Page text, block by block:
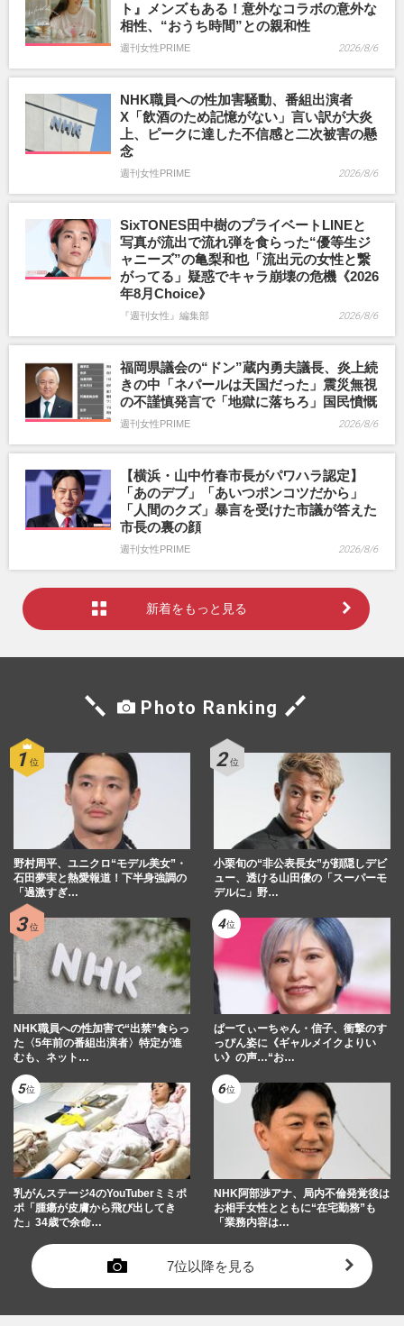
ト』メンズもある！意外なコラボの意外な
相性、“おうち時間”との親和性
週刊女性PRIME 2026/8/6
NHK職員への性加害騒動、番組出演者
X「飲酒のため記憶がない」言い訳が大炎
上、ピークに達した不信感と二次被害の懸
念
週刊女性PRIME 2026/8/6
SixTONES田中樹のプライベートLINEと
写真が流出で流れ弾を食らった“優等生ジ
ャニーズ”の亀梨和也「流出元の女性と繋
がってる」疑惑でキャラ崩壊の危機《2026
年8月Choice》
『週刊女性』編集部 2026/8/6
福岡県議会の“ドン”蔵内勇夫議長、炎上続
きの中「ネパールは天国だった」震災無視
の不謹慎発言で「地獄に落ちろ」国民憤慨
週刊女性PRIME 2026/8/6
【横浜・山中竹春市長がパワハラ認定】
「あのデブ」「あいつポンコツだから」
「人間のクズ」暴言を受けた市議が答えた
市長の裏の顔
週刊女性PRIME 2026/8/6
新着をもっと見る
Photo Ranking
野村周平、ユニクロ“モデル美女”・
石田夢実と熱愛報道！下半身強調の
「過激すぎ…
小栗旬の“非公表長女”が顔隠しデビ
ュー、透ける山田優の「スーパーモ
デルに」野…
NHK職員への性加害で“出禁”食らっ
た〈5年前の番組出演者〉特定が進
むも、ネット…
ぱーてぃーちゃん・信子、衝撃のす
っぴん姿に《ギャルメイクよりい
い》の声…“お…
乳がんステージ4のYouTuberミミポ
ポ「腫瘍が皮膚から飛び出してき
た」34歳で余命…
NHK阿部渉アナ、局内不倫発覚後は
お相手女性とともに“在宅勤務”も
「業務内容は…
7位以降を見る